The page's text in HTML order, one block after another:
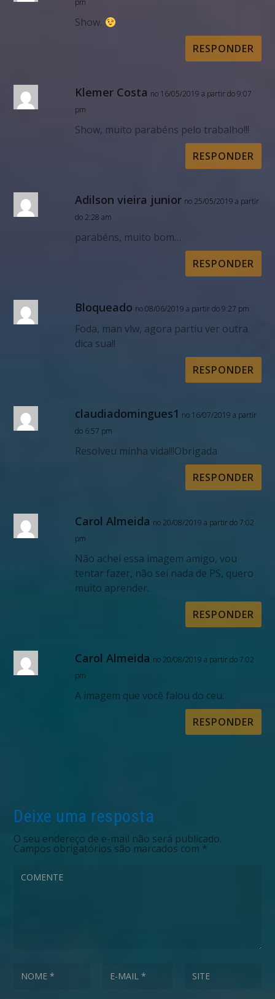
pm
Show.
RESPONDER
Klemer Costa no 16/05/2019 a partir do 9:07
pm
Show, muito parabéns pelo trabalho!!!
RESPONDER
Adilson vieira junior no 25/05/2019 a partir
do 2:28 am
parabéns, muito bom…
RESPONDER
Bloqueado no 08/06/2019 a partir do 9:27 pm
Foda, man vlw, agora partiu ver outra
dica sua!!
RESPONDER
claudiadomingues1 no 16/07/2019 a partir
do 6:57 pm
Resolveu minha vida!!!Obrigada
RESPONDER
Carol Almeida no 20/08/2019 a partir do 7:02
pm
Não achei essa imagem amigo, vou
tentar fazer, não sei nada de PS, quero
muito aprender.
RESPONDER
Carol Almeida no 20/08/2019 a partir do 7:02
pm
A imagem que você falou do ceu.
RESPONDER
Deixe uma resposta
O seu endereço de e-mail não será publicado.
Campos obrigatórios são marcados com *